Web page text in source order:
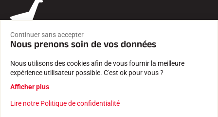
MENTIONS LÉGALES
POLITIQUE DE CONFIDENTIALITÉ
Créé avec passion par Pure illusion
Continuer sans accepter
Nous prenons soin de vos données
Nous utilisons des cookies afin de vous fournir la meilleure
expérience utilisateur possible. C'est ok pour vous ?
Afficher plus
Lire notre Politique de confidentialité